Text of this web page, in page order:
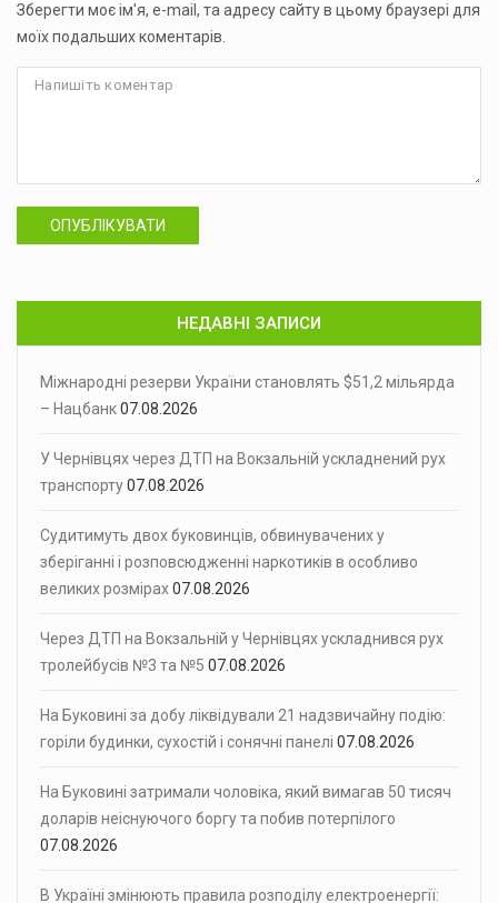
Зберегти моє ім'я, e-mail, та адресу сайту в цьому браузері для
моїх подальших коментарів.
ОПУБЛІКУВАТИ
НЕДАВНІ ЗАПИСИ
Міжнародні резерви України становлять $51,2 мільярда
– Нацбанк07.08.2026
У Чернівцях через ДТП на Вокзальній ускладнений рух
транспорту07.08.2026
Судитимуть двох буковинців, обвинувачених у
зберіганні і розповсюдженні наркотиків в особливо
великих розмірах07.08.2026
Через ДТП на Вокзальній у Чернівцях ускладнився рух
тролейбусів №3 та №5 07.08.2026
На Буковині за добу ліквідували 21 надзвичайну подію:
горіли будинки, сухостій і сонячні панелі 07.08.2026
На Буковині затримали чоловіка, який вимагав 50 тисяч
доларів неіснуючого боргу та побив потерпілого
07.08.2026
В Україні змінюють правила розподілу електроенергії: